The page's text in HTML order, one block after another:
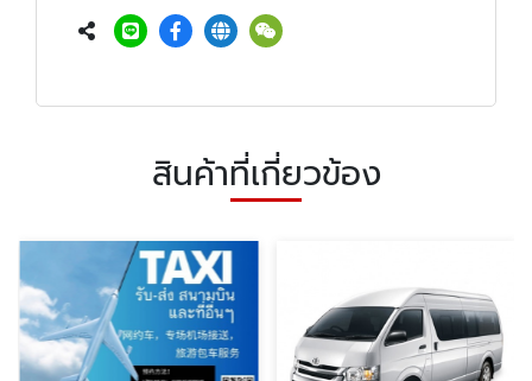
สินค้าที่เกี่ยวข้อง